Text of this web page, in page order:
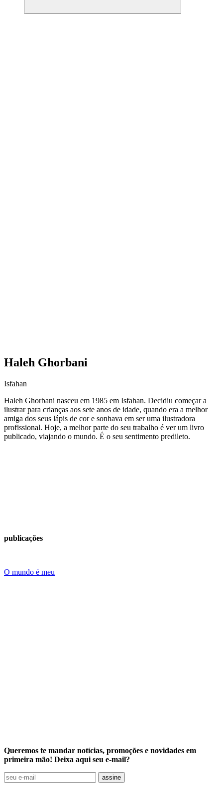
Haleh Ghorbani
Isfahan
Haleh Ghorbani nasceu em 1985 em Isfahan. Decidiu começar a
ilustrar para crianças aos sete anos de idade, quando era a melhor
amiga dos seus lápis de cor e sonhava em ser uma ilustradora
profissional. Hoje, a melhor parte do seu trabalho é ver um livro
publicado, viajando o mundo. É o seu sentimento predileto.
publicações
O mundo é meu
Queremos te mandar notícias, promoções e novidades em
primeira mão! Deixa aqui seu e-mail?
assine